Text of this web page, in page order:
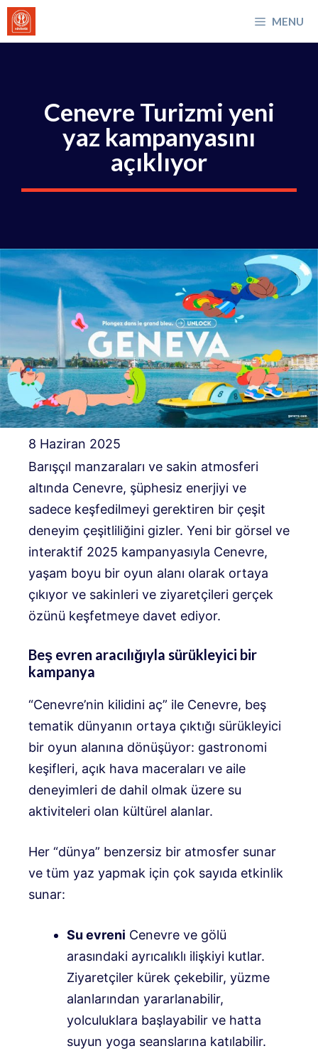
İçeriğe
atla
MENU
Cenevre Turizmi yeni
yaz kampanyasını
açıklıyor
8 Haziran 2025
Barışçıl manzaraları ve sakin atmosferi
altında Cenevre, şüphesiz enerjiyi ve
sadece keşfedilmeyi gerektiren bir çeşit
deneyim çeşitliliğini gizler. Yeni bir görsel ve
interaktif 2025 kampanyasıyla Cenevre,
yaşam boyu bir oyun alanı olarak ortaya
çıkıyor ve sakinleri ve ziyaretçileri gerçek
özünü keşfetmeye davet ediyor.
Beş evren aracılığıyla sürükleyici bir
kampanya
“Cenevre’nin kilidini aç” ile Cenevre, beş
tematik dünyanın ortaya çıktığı sürükleyici
bir oyun alanına dönüşüyor: gastronomi
keşifleri, açık hava maceraları ve aile
deneyimleri de dahil olmak üzere su
aktiviteleri olan kültürel alanlar.
Her “dünya” benzersiz bir atmosfer sunar
ve tüm yaz yapmak için çok sayıda etkinlik
sunar:
Su evreni Cenevre ve gölü
arasındaki ayrıcalıklı ilişkiyi kutlar.
Ziyaretçiler kürek çekebilir, yüzme
alanlarından yararlanabilir,
yolculuklara başlayabilir ve hatta
suyun yoga seanslarına katılabilir.